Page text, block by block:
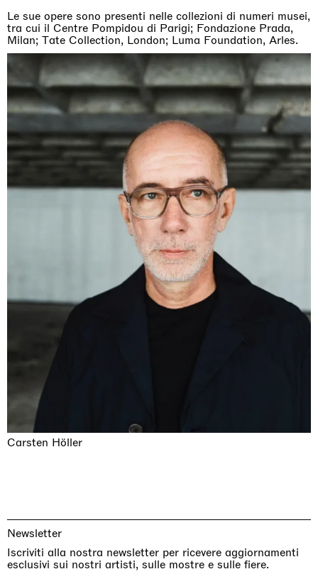
Carsten Höller
Le sue opere sono presenti nelle collezioni di numeri musei,
tra cui il Centre Pompidou di Parigi; Fondazione Prada,
Milan; Tate Collection, London; Luma Foundation, Arles.
Newsletter
Iscriviti alla nostra newsletter per ricevere aggiornamenti
esclusivi sui nostri artisti, sulle mostre e sulle fiere.